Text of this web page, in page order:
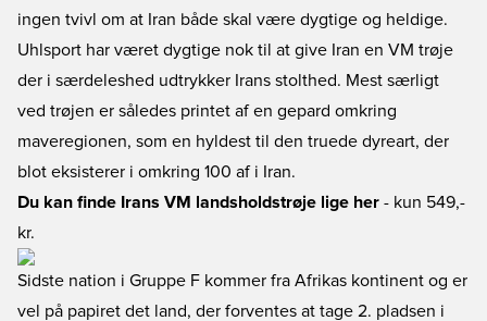
ingen tvivl om at Iran både skal være dygtige og heldige.
Uhlsport har været dygtige nok til at give Iran en VM trøje
der i særdeleshed udtrykker Irans stolthed. Mest særligt
ved trøjen er således printet af en gepard omkring
maveregionen, som en hyldest til den truede dyreart, der
blot eksisterer i omkring 100 af i Iran.
Du kan finde Irans VM landsholdstrøje lige her - kun 549,-
kr.
Sidste nation i Gruppe F kommer fra Afrikas kontinent og er
vel på papiret det land, der forventes at tage 2. pladsen i